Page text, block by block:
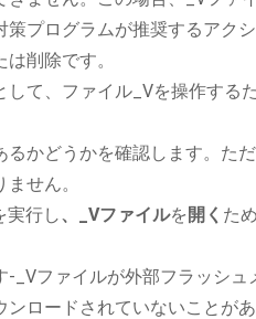
プログラムが推奨するアク
削除です。
て、ファイル_Vを操作する
かどうかを確認します。た
せん。
実行し、_Vファイルを 開く た
_Vファイルが外部フラッシ
ロードされていないことが